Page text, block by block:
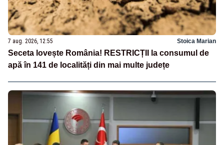
7 aug. 2026, 12:55 Stoica Marian
Seceta lovește România! RESTRICȚII la consumul de
apă în 141 de localități din mai multe județe